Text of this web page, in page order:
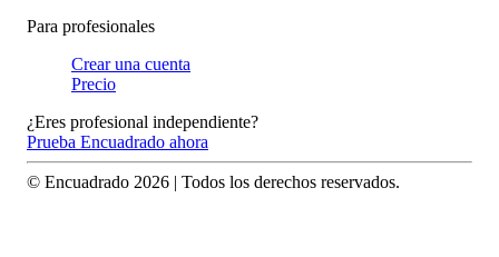
Para profesionales
Crear una cuenta
Precio
¿Eres profesional independiente?
Prueba Encuadrado ahora
© Encuadrado 2026 | Todos los derechos reservados.